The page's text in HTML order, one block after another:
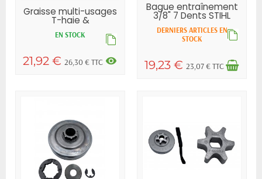
Graisse multi-usages
T-haie &
EN STOCK
21,92 € 26,30 € TTC visibility
Bague entraînement
3/8" 7 Dents STIHL
DERNIERS ARTICLES EN
STOCK
19,23 € 23,07 € TTC